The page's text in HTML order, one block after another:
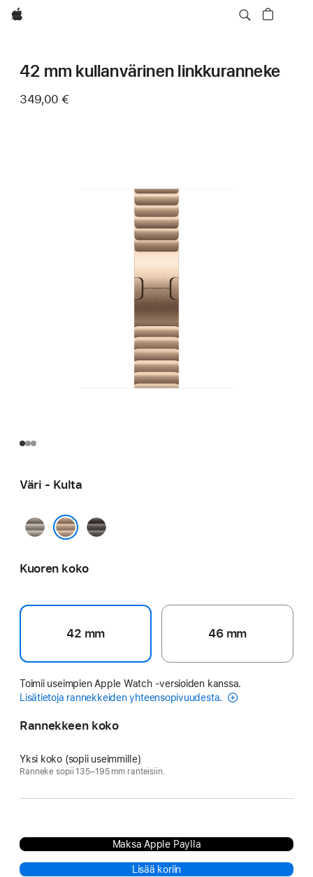
Apple
42 mm kullanvärinen linkkuranneke
349,00 €
Väri - Kulta
Luonnon­­
Liuske­
Kuoren koko
42 mm 46 mm
Toimii useimpien Apple Watch ‑versioiden kanssa.
Lisätietoja rannekkeiden yhteensopivuudesta.
Rannekkeen koko
Yksi koko (sopii useimmille)
Ranneke sopii 135–195 mm ranteisiin.
Maksa Apple Paylla
Lisää koriin